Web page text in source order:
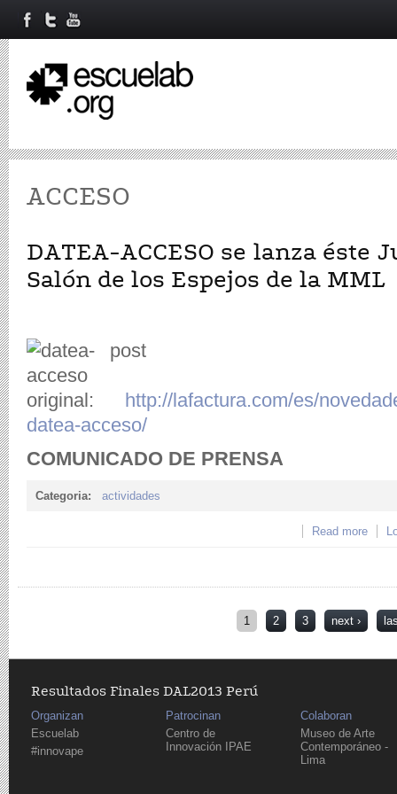
ACCESO
DATEA-ACCESO se lanza éste
Salón de los Espejos de la MML
post
original: http://lafactura.com/es/
datea-acceso/
COMUNICADO DE PRENSA
Categoria: actividades
Read more
1 2 3 next ›
Resultados Finales DAL2013 Perú
Organizan
Escuelab
#innovape
Patrocinan
Centro de
Innovación IPAE
Colaboran
Museo de Arte
Contemporáneo -
Lima